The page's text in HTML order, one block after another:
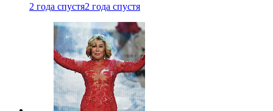
2 года спустя2 года спустя